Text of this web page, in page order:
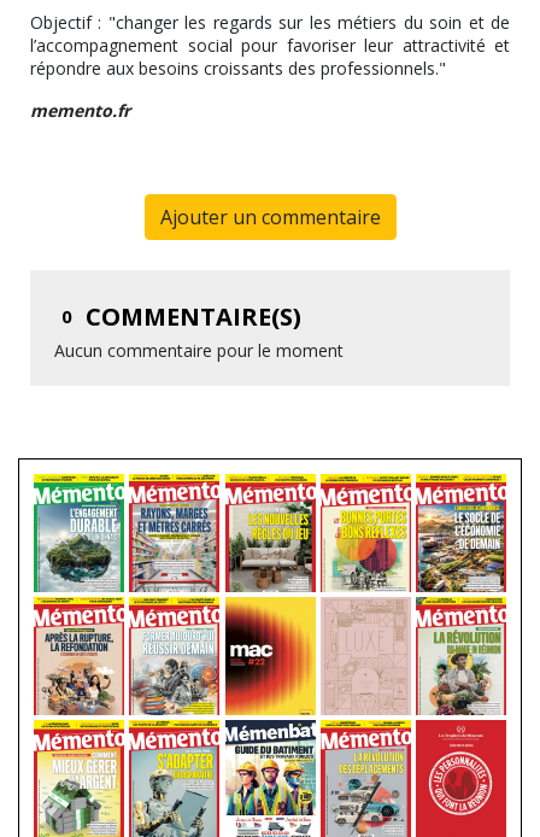
Objectif : "changer les regards sur les métiers du soin et de
l’accompagnement social pour favoriser leur attractivité et
répondre aux besoins croissants des professionnels."
memento.fr
Ajouter un commentaire
0 COMMENTAIRE(S)
Aucun commentaire pour le moment